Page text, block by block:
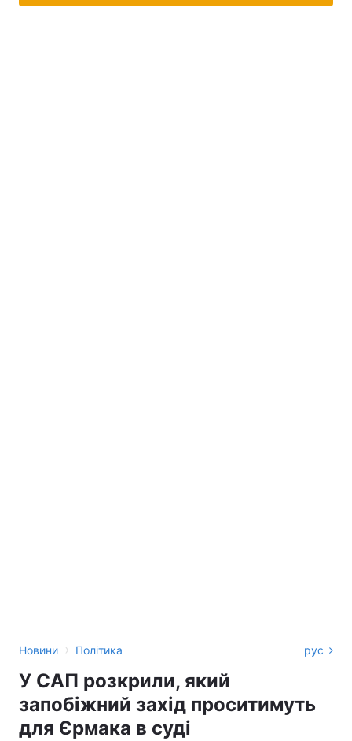
Новини › Політика рус
У САП розкрили, який
запобіжний захід проситимуть
для Єрмака в суді